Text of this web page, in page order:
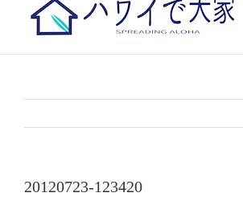
20120723-123420